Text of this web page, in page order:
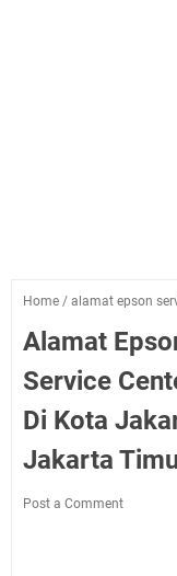
Home / alamat epson
Alamat
Service
Di Kota
Jakarta
Post a Comment